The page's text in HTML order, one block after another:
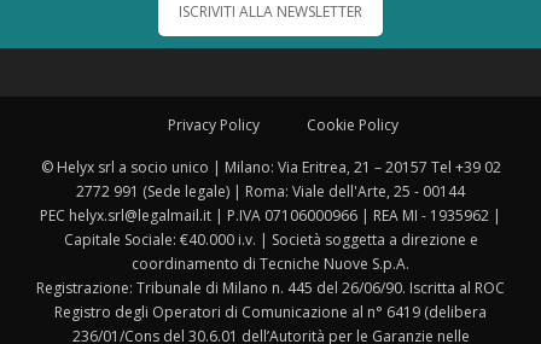
ISCRIVITI ALLA NEWSLETTER
Privacy Policy Cookie Policy
© Helyx srl a socio unico | Milano: Via Eritrea, 21 – 20157 Tel +39 02
2772 991 (Sede legale) | Roma: Viale dell'Arte, 25 - 00144
PEC helyx.srl@legalmail.it | P.IVA 07106000966 | REA MI - 1935962 |
Capitale Sociale: €40.000 i.v. | Società soggetta a direzione e
coordinamento di Tecniche Nuove S.p.A.
Registrazione: Tribunale di Milano n. 445 del 26/06/90. Iscritta al ROC
Registro degli Operatori di Comunicazione al n° 6419 (delibera
236/01/Cons del 30.6.01 dell’Autorità per le Garanzie nelle